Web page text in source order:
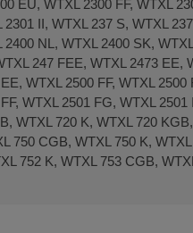
EU, WTXL 2300 FF, WTXL
II, WTXL 237 S, WTXL
NL, WTXL 2400 SK,
247 FEE, WTXL 2473
WTXL 2500 FF, WTXL
WTXL 2501 FG, WTXL
WTXL 720 K, WTXL 720
750 CGB, WTXL 750 K,
752 K, WTXL 753 CGB,